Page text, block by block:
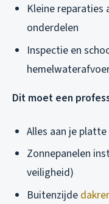
Kleine reparaties
onderdelen
Inspectie en
Dit moet een
Alles aan je
Zonnepanelen
veiligheid)
Buitenzijde